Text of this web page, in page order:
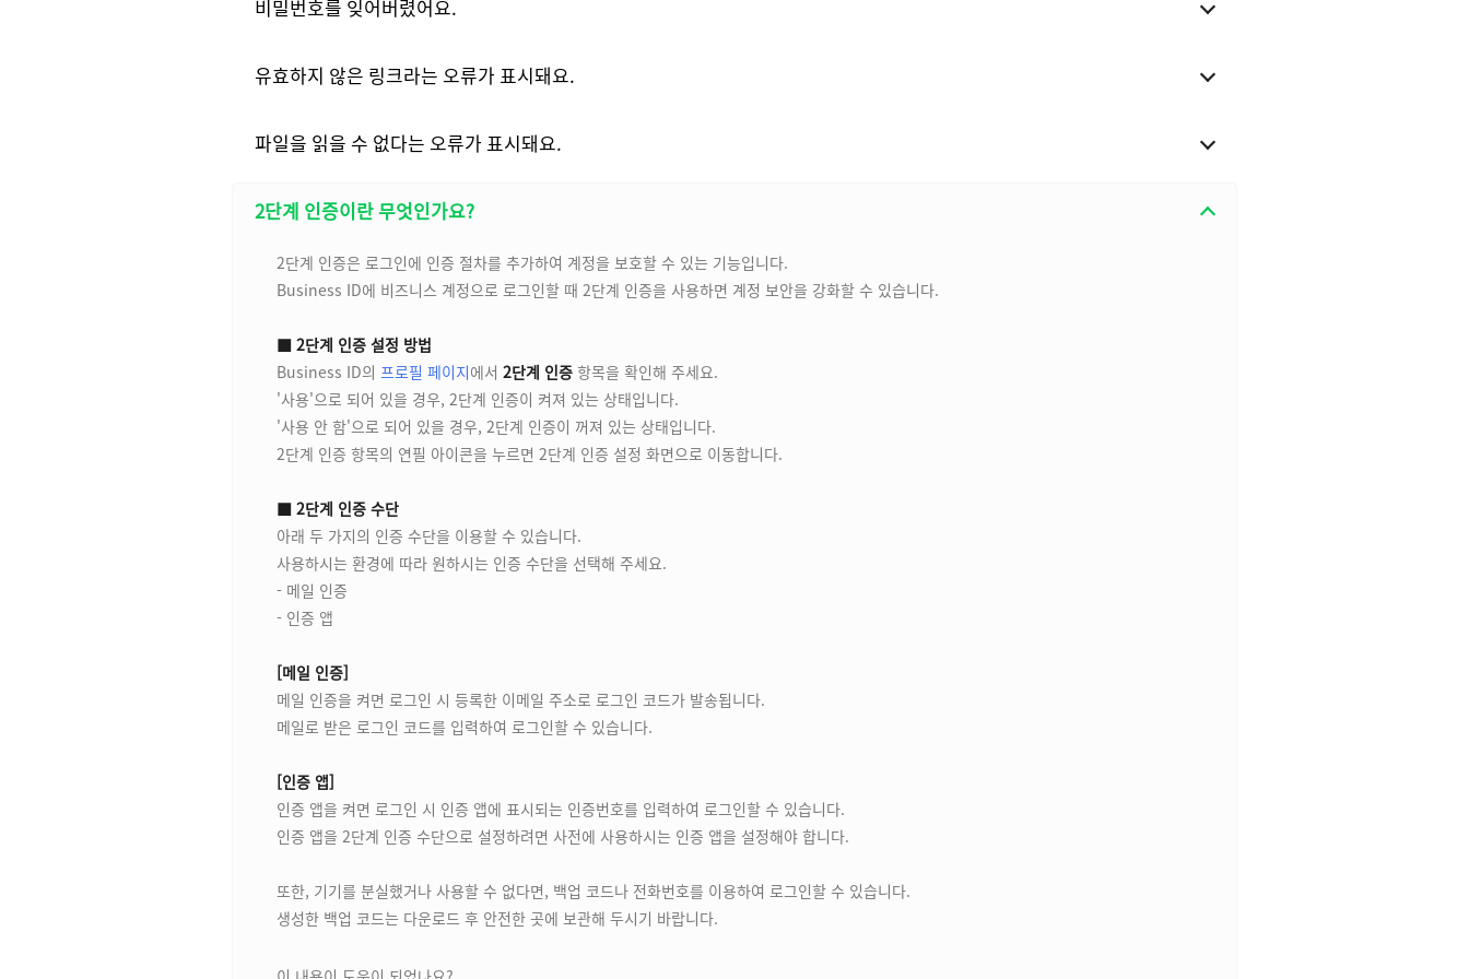
비밀번호를 잊어버렸어요.
유효하지 않은 링크라는 오류가 표시돼요.
파일을 읽을 수 없다는 오류가 표시돼요.
2단계 인증이란 무엇인가요?
2단계 인증은 로그인에 인증 절차를 추가하여 계정을 보호할 수 있는 기능입니다.
Business ID에 비즈니스 계정으로 로그인할 때 2단계 인증을 사용하면 계정 보안을 강화할 수 있습니다.
■ 2단계 인증 설정 방법
Business ID의 프로필 페이지에서 2단계 인증 항목을 확인해 주세요.
'사용'으로 되어 있을 경우, 2단계 인증이 켜져 있는 상태입니다.
'사용 안 함'으로 되어 있을 경우, 2단계 인증이 꺼져 있는 상태입니다.
2단계 인증 항목의 연필 아이콘을 누르면 2단계 인증 설정 화면으로 이동합니다.
■ 2단계 인증 수단
아래 두 가지의 인증 수단을 이용할 수 있습니다.
사용하시는 환경에 따라 원하시는 인증 수단을 선택해 주세요.
- 메일 인증
- 인증 앱
[메일 인증]
메일 인증을 켜면 로그인 시 등록한 이메일 주소로 로그인 코드가 발송됩니다.
메일로 받은 로그인 코드를 입력하여 로그인할 수 있습니다.
[인증 앱]
인증 앱을 켜면 로그인 시 인증 앱에 표시되는 인증번호를 입력하여 로그인할 수 있습니다.
인증 앱을 2단계 인증 수단으로 설정하려면 사전에 사용하시는 인증 앱을 설정해야 합니다.
또한, 기기를 분실했거나 사용할 수 없다면, 백업 코드나 전화번호를 이용하여 로그인할 수 있습니다.
생성한 백업 코드는 다운로드 후 안전한 곳에 보관해 두시기 바랍니다.
주소가 복사되었습니다
확인